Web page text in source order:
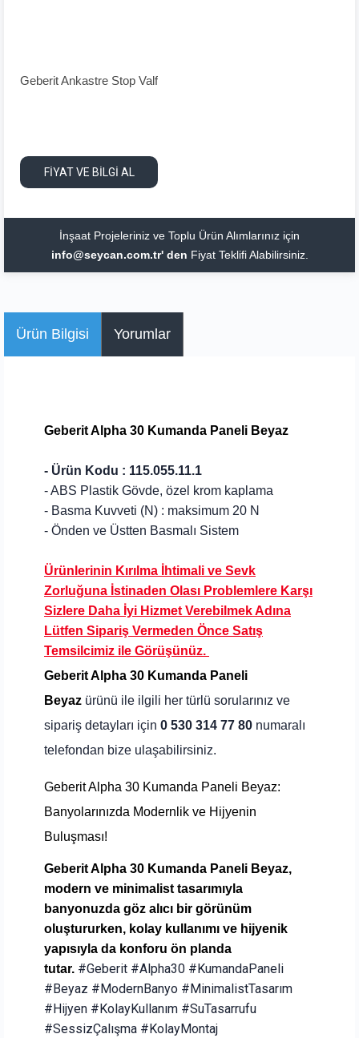
Geberit Ankastre Stop Valf
FİYAT VE BİLGİ AL
İnşaat Projeleriniz ve Toplu Ürün Alımlarınız için
info@seycan.com.tr' den Fiyat Teklifi Alabilirsiniz.
Ürün Bilgisi Yorumlar
Geberit Alpha 30 Kumanda Paneli Beyaz
- Ürün Kodu : 115.055.11.1
- ABS Plastik Gövde, özel krom kaplama
- Basma Kuvveti (N) : maksimum 20 N
- Önden ve Üstten Basmalı Sistem
Ürünlerinin Kırılma İhtimali ve Sevk
Zorluğuna İstinaden Olası Problemlere Karşı
Sizlere Daha İyi Hizmet Verebilmek Adına
Lütfen Sipariş Vermeden Önce Satış
Temsilcimiz ile Görüşünüz.
Geberit Alpha 30 Kumanda Paneli
Beyaz ürünü ile ilgili her türlü sorularınız ve
sipariş detayları için 0 530 314 77 80 numaralı
telefondan bize ulaşabilirsiniz.
Geberit Alpha 30 Kumanda Paneli Beyaz:
Banyolarınızda Modernlik ve Hijyenin
Buluşması!
Geberit Alpha 30 Kumanda Paneli Beyaz,
modern ve minimalist tasarımıyla
banyonuzda göz alıcı bir görünüm
oluştururken, kolay kullanımı ve hijyenik
yapısıyla da konforu ön planda
tutar. #Geberit #Alpha30 #KumandaPaneli
#Beyaz #ModernBanyo #MinimalistTasarım
#Hijyen #KolayKullanım #SuTasarrufu
#SessizÇalışma #KolayMontaj